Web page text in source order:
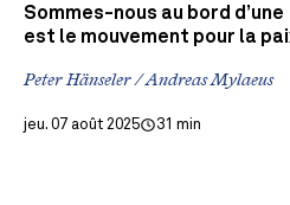
Sommes-nous au bord
est le mouvement pour la
Peter Hänseler / Andreas Mylaeus
jeu. 07 août 2025 31 min